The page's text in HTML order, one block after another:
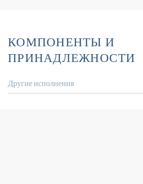
КОМПОНЕНТЫ И
ПРИНАДЛЕЖНОСТИ
Другие исполнения